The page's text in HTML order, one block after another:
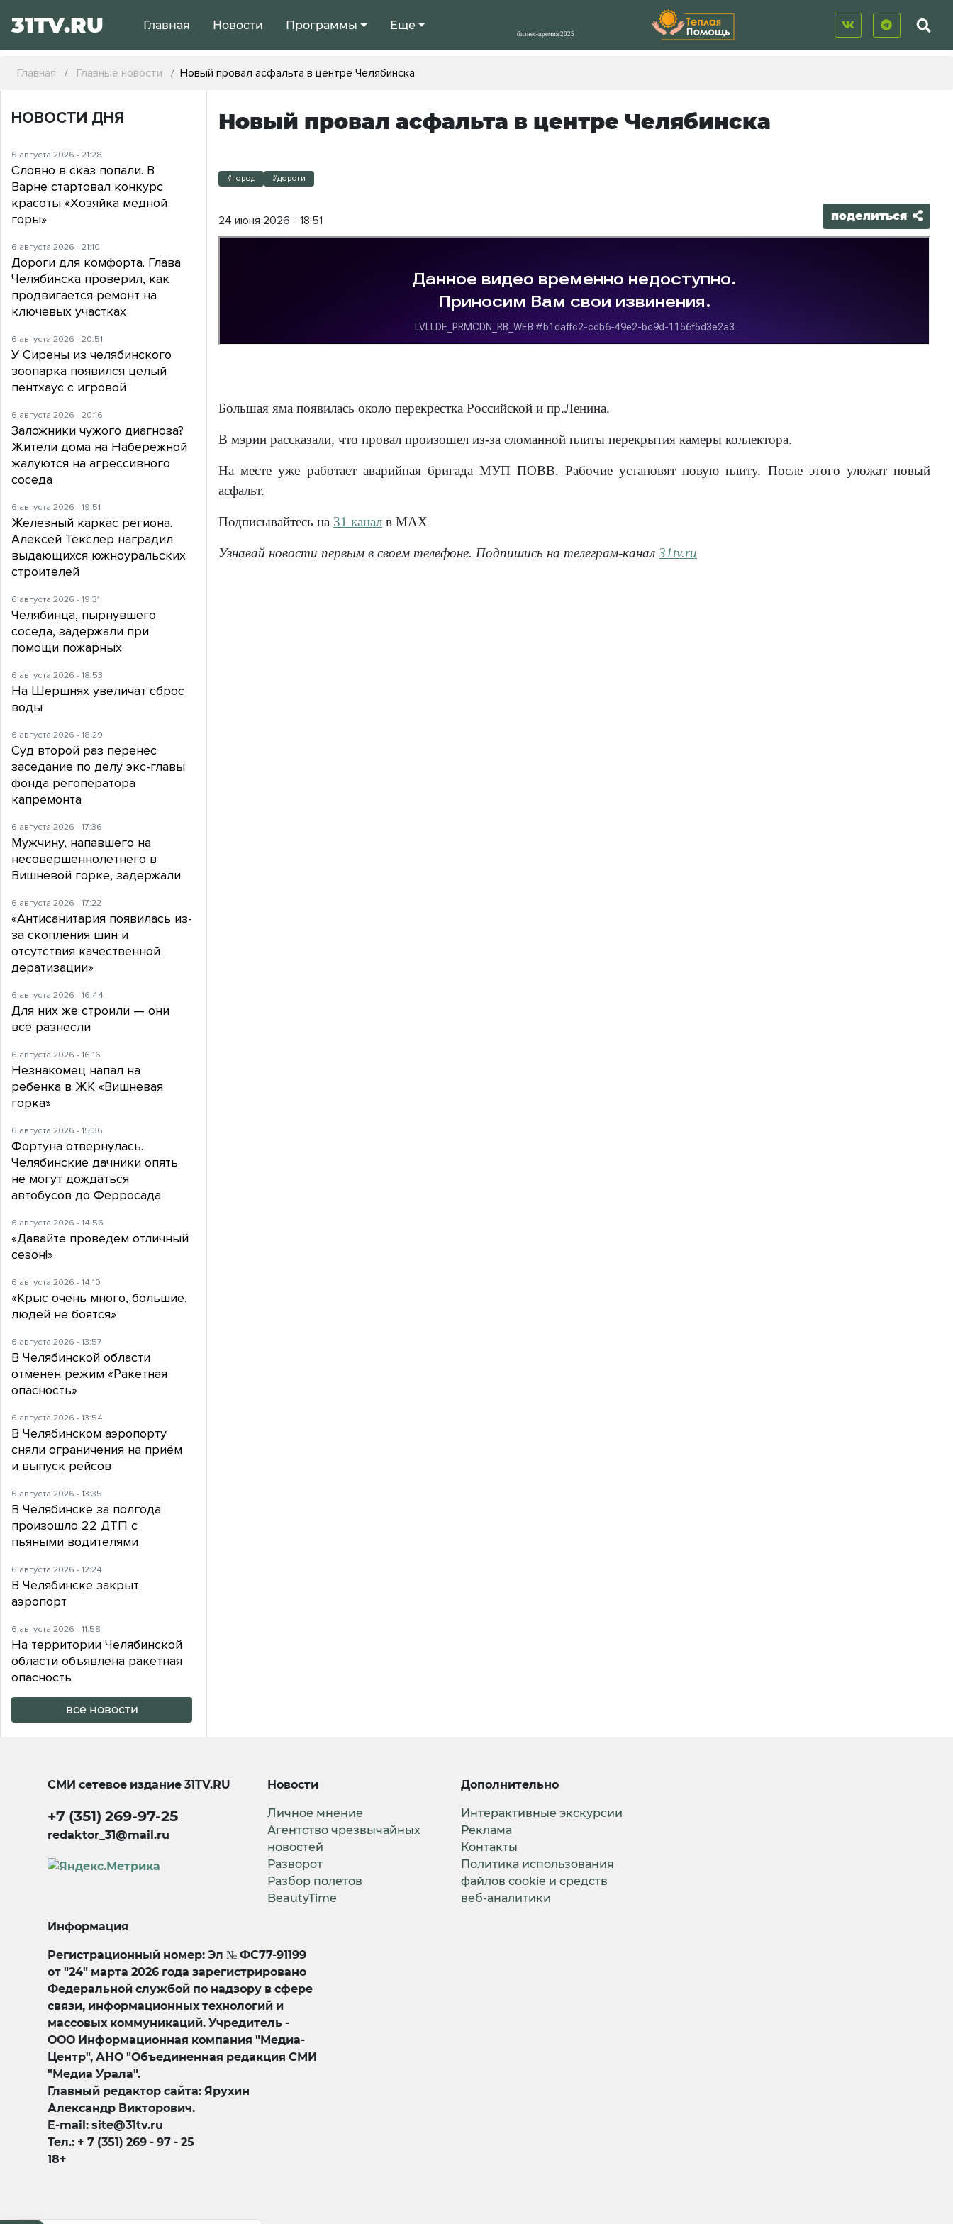
31TV.RU Главная Новости Программы Еще
Главная Главные новости Новый провал асфальта в центре Челябинска
Новый провал асфальта в центре Челябинска
#город #дороги
24 июня 2026 - 18:51 поделиться
Большая яма появилась около перекрестка Российской и пр.Ленина.
В мэрии рассказали, что провал произошел из-за сломанной плиты перекрытия камеры коллектора.
На месте уже работает аварийная бригада МУП ПОВВ. Рабочие установят новую плиту. После этого уложат новый
асфальт.
Подписывайтесь на 31 канал в МАХ
Узнавай новости первым в своем телефоне. Подпишись на телеграм-канал31tv.ru
НОВОСТИ ДНЯ
6 августа 2026 - 21:28
Словно в сказ попали. В
Варне стартовал конкурс
красоты «Хозяйка медной
горы»
6 августа 2026 - 21:10
Дороги для комфорта. Глава
Челябинска проверил, как
продвигается ремонт на
ключевых участках
6 августа 2026 - 20:51
У Сирены из челябинского
зоопарка появился целый
пентхаус с игровой
6 августа 2026 - 20:16
Заложники чужого диагноза?
Жители дома на Набережной
жалуются на агрессивного
соседа
6 августа 2026 - 19:51
Железный каркас региона.
Алексей Текслер наградил
выдающихся южноуральских
строителей
6 августа 2026 - 19:31
Челябинца, пырнувшего
соседа, задержали при
помощи пожарных
6 августа 2026 - 18:53
На Шершнях увеличат сброс
воды
6 августа 2026 - 18:29
Суд второй раз перенес
заседание по делу экс-главы
фонда регоператора
капремонта
6 августа 2026 - 17:36
Мужчину, напавшего на
несовершеннолетнего в
Вишневой горке, задержали
6 августа 2026 - 17:22
«Антисанитария появилась из-
за скопления шин и
отсутствия качественной
дератизации»
6 августа 2026 - 16:44
Для них же строили — они
все разнесли
6 августа 2026 - 16:16
Незнакомец напал на
ребенка в ЖК «Вишневая
горка»
6 августа 2026 - 15:36
Фортуна отвернулась.
Челябинские дачники опять
не могут дождаться
автобусов до Ферросада
6 августа 2026 - 14:56
«Давайте проведем отличный
сезон!»
6 августа 2026 - 14:10
«Крыс очень много, большие,
людей не боятся»
6 августа 2026 - 13:57
В Челябинской области
отменен режим «Ракетная
опасность»
6 августа 2026 - 13:54
В Челябинском аэропорту
сняли ограничения на приём
и выпуск рейсов
6 августа 2026 - 13:35
В Челябинске за полгода
произошло 22 ДТП с
пьяными водителями
6 августа 2026 - 12:24
В Челябинске закрыт
аэропорт
6 августа 2026 - 11:58
На территории Челябинской
области объявлена ракетная
опасность
все новости
СМИ сетевое издание31TV.RU
+7 (351) 269-97-25
redaktor_31@mail.ru
Новости
Личное мнение
Агентство чрезвычайных
новостей
Разворот
Разбор полетов
BeautyTime
Дополнительно
Интерактивные экскурсии
Реклама
Контакты
Политика использования
файлов cookie и средств
веб-аналитики
Информация
Регистрационный номер: Эл № ФС77-91199
от "24" марта 2026 года зарегистрировано
Федеральной службой по надзору в сфере
связи, информационных технологий и
массовых коммуникаций. Учредитель -
ООО Информационная компания "Медиа-
Центр", АНО "Объединенная редакция СМИ
"Медиа Урала".
Главный редактор сайта: Ярухин
Александр Викторович.
E-mail: site@31tv.ru
Тел.: + 7 (351) 269 - 97 - 25
18+